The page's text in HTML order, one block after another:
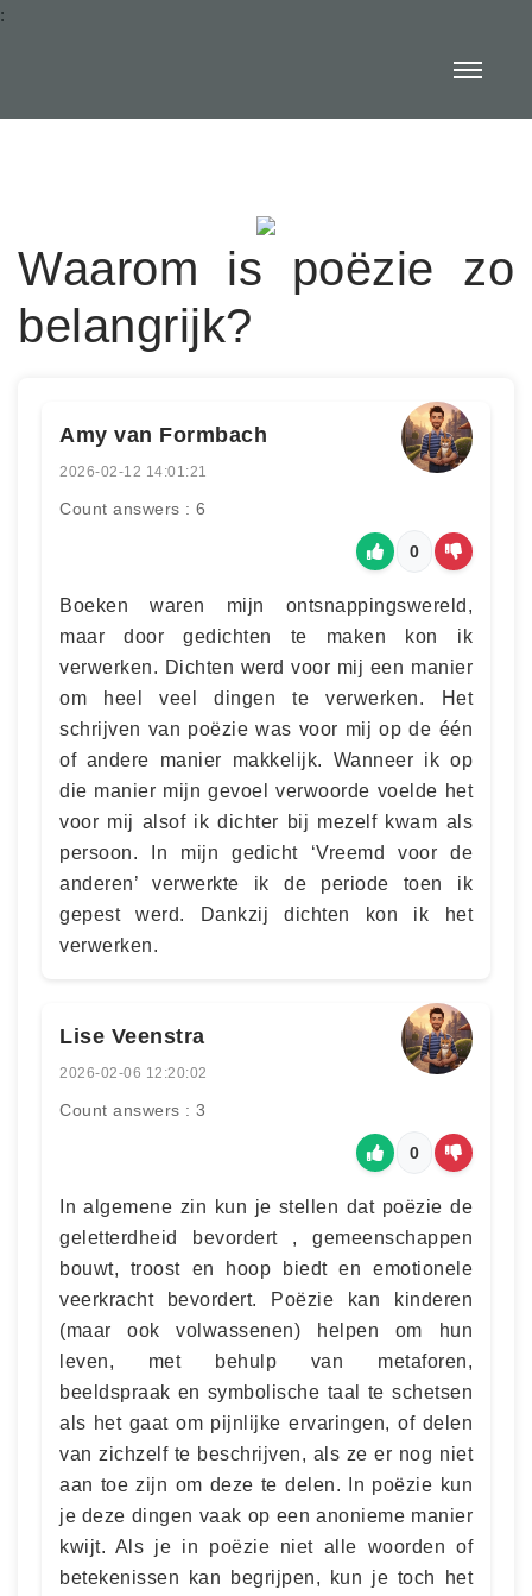
:
Waarom is poëzie zo
belangrijk?
Amy van Formbach
2026-02-12 14:01:21
Count answers : 6
0
Boeken waren mijn ontsnappingswereld,
maar door gedichten te maken kon ik
verwerken. Dichten werd voor mij een manier
om heel veel dingen te verwerken. Het
schrijven van poëzie was voor mij op de één
of andere manier makkelijk. Wanneer ik op
die manier mijn gevoel verwoorde voelde het
voor mij alsof ik dichter bij mezelf kwam als
persoon. In mijn gedicht ‘Vreemd voor de
anderen’ verwerkte ik de periode toen ik
gepest werd. Dankzij dichten kon ik het
verwerken.
Lise Veenstra
2026-02-06 12:20:02
Count answers : 3
0
In algemene zin kun je stellen dat poëzie de
geletterdheid bevordert , gemeenschappen
bouwt, troost en hoop biedt en emotionele
veerkracht bevordert. Poëzie kan kinderen
(maar ook volwassenen) helpen om hun
leven, met behulp van metaforen,
beeldspraak en symbolische taal te schetsen
als het gaat om pijnlijke ervaringen, of delen
van zichzelf te beschrijven, als ze er nog niet
aan toe zijn om deze te delen. In poëzie kun
je deze dingen vaak op een anonieme manier
kwijt. Als je in poëzie niet alle woorden of
betekenissen kan begrijpen, kun je toch het